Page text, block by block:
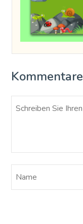
Kommentare